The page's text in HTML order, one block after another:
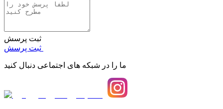
ثبت پرسش
ما را در شبکه های اجتماعی دنبال کنید